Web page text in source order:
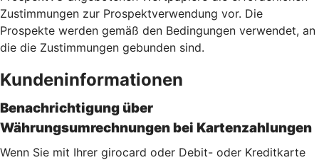
Zustimmungen zur Prospektverwendung vor. Die
Prospekte werden gemäß den Bedingungen verwendet, an
die die Zustimmungen gebunden sind.
Kundeninformationen
Benachrichtigung über
Währungsumrechnungen bei Kartenzahlungen
Wenn Sie mit Ihrer girocard oder Debit- oder Kreditkarte